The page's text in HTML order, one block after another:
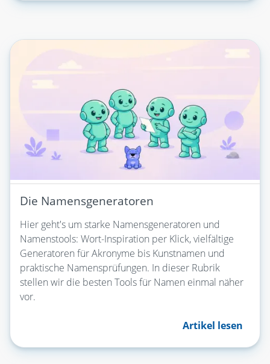
Die Namensgeneratoren
Hier geht's um starke Namensgeneratoren und
Namenstools: Wort-Inspiration per Klick, vielfältige
Generatoren für Akronyme bis Kunstnamen und
praktische Namensprüfungen. In dieser Rubrik
stellen wir die besten Tools für Namen einmal näher
vor.
Artikel lesen